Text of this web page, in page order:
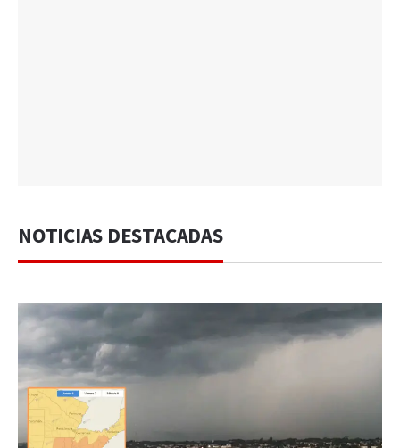
NOTICIAS DESTACADAS